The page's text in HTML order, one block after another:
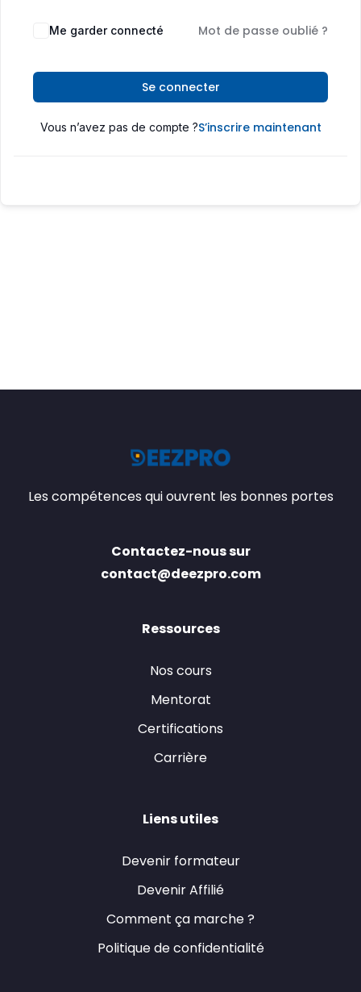
Me garder connecté Mot de passe oublié ?
Se connecter
Vous n’avez pas de compte ?S’inscrire maintenant
Les compétences qui ouvrent les bonnes portes
Contactez-nous sur
contact@deezpro.com
Ressources
Nos cours
Mentorat
Certifications
Carrière
Liens utiles
Devenir formateur
Devenir Affilié
Comment ça marche ?
Politique de confidentialité